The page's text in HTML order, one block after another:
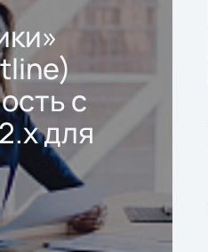
с
для